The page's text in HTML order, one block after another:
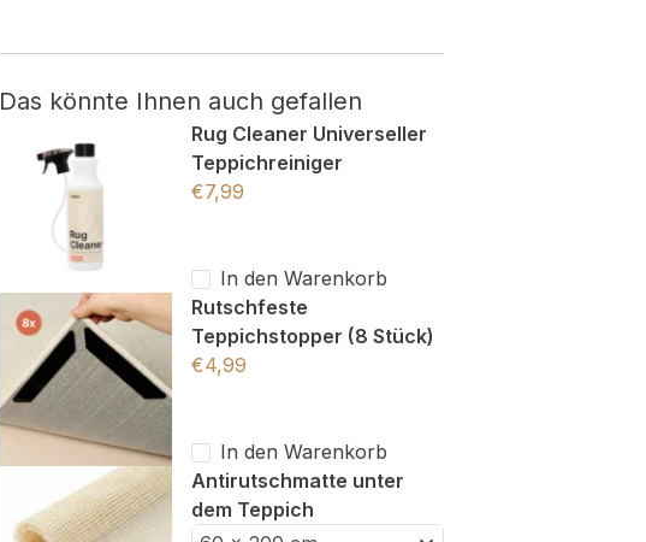
Das könnte Ihnen auch gefallen
Rug Cleaner Universeller
Teppichreiniger
€7,99
In den Warenkorb
Rutschfeste
Teppichstopper (8 Stück)
€4,99
In den Warenkorb
Antirutschmatte unter
dem Teppich